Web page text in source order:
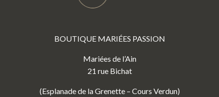
BOUTIQUE MARIÉES PASSION
Mariées de l’Ain
21 rue Bichat
(Esplanade de la Grenette – Cours Verdun)